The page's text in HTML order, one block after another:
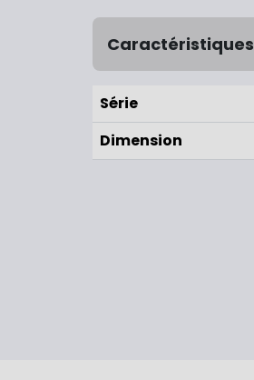
Caractéristiques
Série
Dimension